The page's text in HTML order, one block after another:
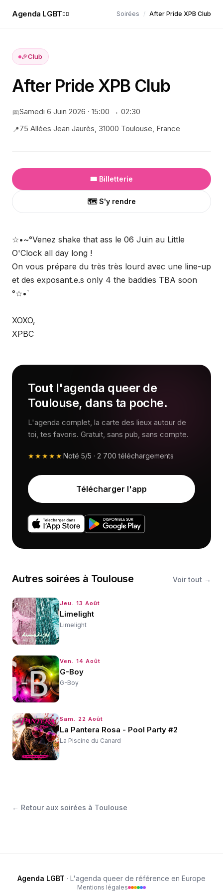
Agenda LGBT🏳️‍🌈 Soirées / After Pride XPB Club
🎉Club
After Pride XPB Club
📅Samedi 6 Juin 2026 · 15:00 → 02:30
📍75 Allées Jean Jaurès, 31000 Toulouse, France
🎟️ Billetterie
🗺️ S'y rendre
☆•~°Venez shake that ass le 06 Juin au Little
O'Clock all day long !
On vous prépare du très très lourd avec une line-up
et des exposant.e.s only 4 the baddies TBA soon
°☆•`
XOXO,
XPBC
Tout l'agenda queer de
Toulouse, dans ta poche.
L'agenda complet, la carte des lieux autour de
toi, tes favoris. Gratuit, sans pub, sans compte.
★★★★★Noté 5/5 · 2 700 téléchargements
Télécharger l'app
Autres soirées à Toulouse Voir tout →
Jeu. 13 Août
Limelight
Limelight
Ven. 14 Août
G-Boy
G-Boy
Sam. 22 Août
La Pantera Rosa - Pool Party #2
La Piscine du Canard
← Retour aux soirées à Toulouse
Agenda LGBT · L'agenda queer de référence en Europe
Mentions légales